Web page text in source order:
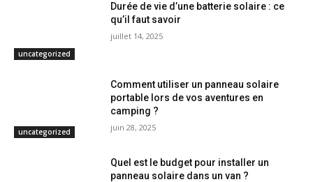
uncategorized
Durée de vie d’une batterie solaire : ce
qu’il faut savoir
juillet 14, 2025
uncategorized
Comment utiliser un panneau solaire
portable lors de vos aventures en
camping ?
juin 28, 2025
Quel est le budget pour installer un
panneau solaire dans un van ?